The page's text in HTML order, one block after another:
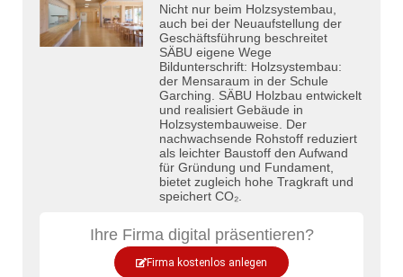
Nicht nur beim Holzsystembau,
auch bei der Neuaufstellung der
Geschäftsführung beschreitet
SÄBU eigene Wege
Bildunterschrift: Holzsystembau:
der Mensaraum in der Schule
Garching. SÄBU Holzbau entwickelt
und realisiert Gebäude in
Holzsystembauweise. Der
nachwachsende Rohstoff reduziert
als leichter Baustoff den Aufwand
für Gründung und Fundament,
bietet zugleich hohe Tragkraft und
speichert CO₂.
Ihre Firma digital präsentieren?
Firma kostenlos anlegen